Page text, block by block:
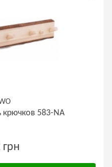
крючков 583-NA
грн